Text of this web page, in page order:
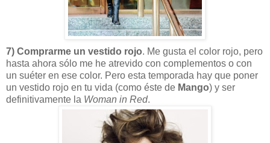
7) Comprarme un vestido rojo. Me gusta el color rojo, pero
hasta ahora sólo me he atrevido con complementos o con
un suéter en ese color. Pero esta temporada hay que poner
un vestido rojo en tu vida (como éste de Mango) y ser
definitivamente la Woman in Red.